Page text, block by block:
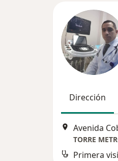
Dirección
Avenida
TORRE
Primera